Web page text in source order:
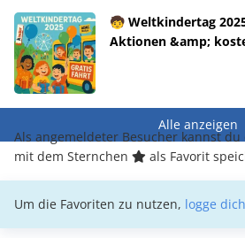
🧒 Weltkindertag
Aktionen &amp;
Alle anzeigen
Als angemeldeter Besucher kannst
mit dem Sternchen
als Favorit
Um die Favoriten zu nutzen, logge